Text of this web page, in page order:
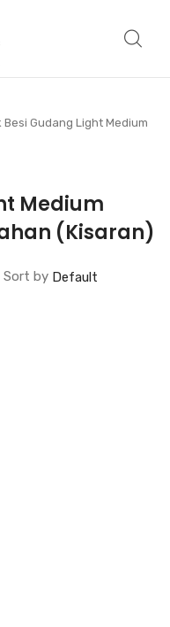
Gudang Light Medium
Medium
(Kisaran)
Sort by